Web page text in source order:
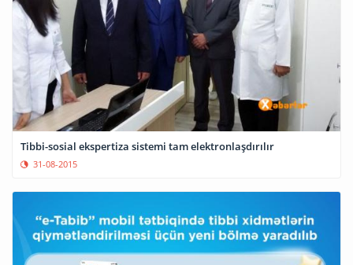
Tibbi-sosial ekspertiza sistemi tam elektronlaşdırılır
31-08-2015